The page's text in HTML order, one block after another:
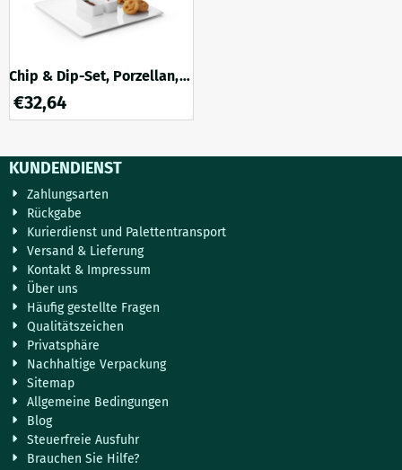
Sie genügend Platz, um an
einem Geburtstag Snacks auf
unterhaltsame und stilvolle
Chip & Dip-Set, Porzellan,
dreiteiliges Snack-Set
€32,64
KUNDENDIENST
Zahlungsarten
Rückgabe
Kurierdienst und Palettentransport
Versand & Lieferung
Kontakt & Impressum
Über uns
Häufig gestellte Fragen
Qualitätszeichen
Privatsphäre
Nachhaltige Verpackung
Sitemap
Allgemeine Bedingungen
Blog
Steuerfreie Ausfuhr
Brauchen Sie Hilfe?